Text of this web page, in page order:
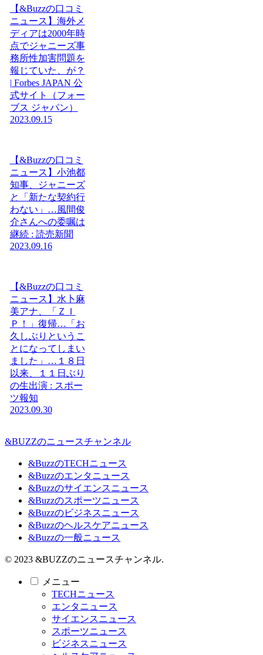
【&Buzzの口コミ
ニュース】海外メ
ディアは2000年時
点でジャニーズ事
務所性加害問題を
報じていた、が？
| Forbes JAPAN 公
式サイト（フォー
ブス ジャパン）
2023.09.15
【&Buzzの口コミ
ニュース】小池都
知事、ジャニーズ
と「新たな契約行
わない」…風間俊
介さんへの委嘱は
継続 : 読売新聞
2023.09.16
【&Buzzの口コミ
ニュース】水卜麻
美アナ、「ＺＩ
Ｐ！」復帰…「お
久しぶりというこ
とになってしまい
ました」…１８日
以来、１１日ぶり
の生出演 : スポー
ツ報知
2023.09.30
&BUZZのニュースチャンネル
&BuzzのTECHニュース
&Buzzのエンタニュース
&Buzzのサイエンスニュース
&Buzzのスポーツニュース
&Buzzのビジネスニュース
&Buzzのヘルスケアニュース
&Buzzの一般ニュース
© 2023 &BUZZのニュースチャンネル.
メニュー
TECHニュース
エンタニュース
サイエンスニュース
スポーツニュース
ビジネスニュース